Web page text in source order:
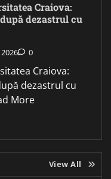
Craiova:
dezastrul cu
0
Craiova:
dezastrul cu
More
View All